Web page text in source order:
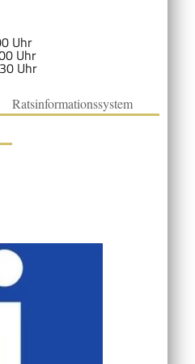
Uhr
Uhr
Uhr
Ratsinformationssystem